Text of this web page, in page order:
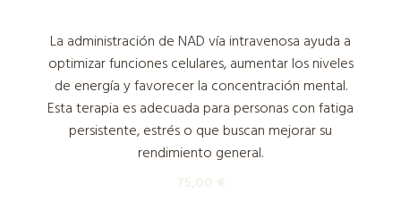
La administración de NAD vía intravenosa ayuda a
optimizar funciones celulares, aumentar los niveles
de energía y favorecer la concentración mental.
Esta terapia es adecuada para personas con fatiga
persistente, estrés o que buscan mejorar su
rendimiento general.